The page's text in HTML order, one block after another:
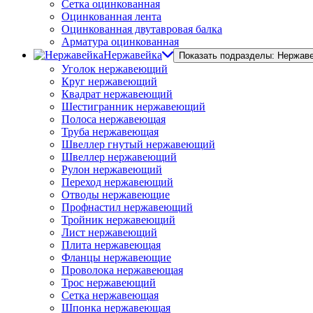
Сетка оцинкованная
Оцинкованная лента
Оцинкованная двутавровая балка
Арматура оцинкованная
Нержавейка
Показать подразделы:
Уголок нержавеющий
Круг нержавеющий
Квадрат нержавеющий
Шестигранник нержавеющий
Полоса нержавеющая
Труба нержавеющая
Швеллер гнутый нержавеющий
Швеллер нержавеющий
Рулон нержавеющий
Переход нержавеющий
Отводы нержавеющие
Профнастил нержавеющий
Тройник нержавеющий
Лист нержавеющий
Плита нержавеющая
Фланцы нержавеющие
Проволока нержавеющая
Трос нержавеющий
Сетка нержавеющая
Шпонка нержавеющая